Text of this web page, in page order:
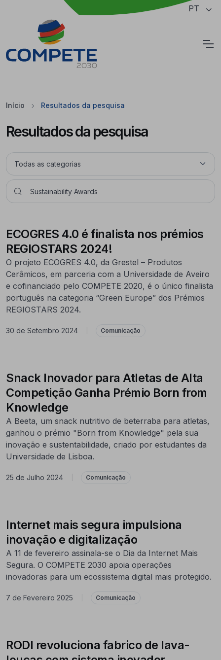
Saltar para o conteúdo principal da página PT
Início Resultados da pesquisa
Resultados da pesquisa
ECOGRES 4.0 é finalista nos prémios
REGIOSTARS 2024!
O projeto ECOGRES 4.0, da Grestel – Produtos
Cerâmicos, em parceria com a Universidade de Aveiro
e cofinanciado pelo COMPETE 2020, é o único finalista
português na categoria “Green Europe” dos Prémios
REGIOSTARS 2024.
30 de Setembro 2024 Comunicação
Snack Inovador para Atletas de Alta
Competição Ganha Prémio Born from
Knowledge
A Beeta, um snack nutritivo de beterraba para atletas,
ganhou o prémio "Born from Knowledge" pela sua
inovação e sustentabilidade, criado por estudantes da
Universidade de Lisboa.
25 de Julho 2024 Comunicação
Internet mais segura impulsiona
inovação e digitalização
A 11 de fevereiro assinala-se o Dia da Internet Mais
Segura. O COMPETE 2030 apoia operações
inovadoras para um ecossistema digital mais protegido.
7 de Fevereiro 2025 Comunicação
RODI revoluciona fabrico de lava-